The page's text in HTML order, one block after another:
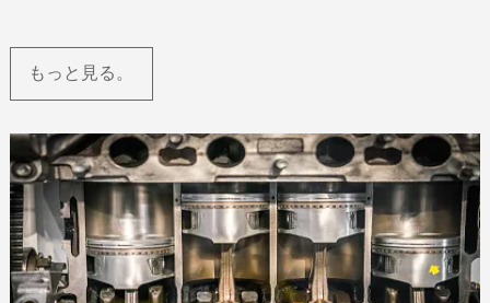
もっと見る。